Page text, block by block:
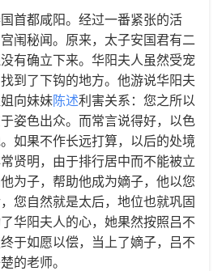
首都咸阳。经过一番紧张的活
闱秘闻。原来，太子安国君有二
有确立下来。华阳夫人虽然受宠
到了下钩的地方。他游说华阳夫
向妹妹陈述利害关系：您之所以
姿色出众。而常言说得好，以色
如果不作长远打算，以后的处境
贤明，由于排行居中而不能被立
为子，帮助他成为嫡子，他以您
您自然就是太后，地位也就巩固
华阳夫人的心，她果然按照吕不
于如愿以偿，当上了嫡子，吕不
的老师。